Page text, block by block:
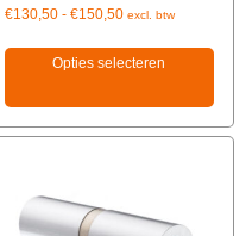
€130,50 - €150,50 excl. btw
Opties selecteren